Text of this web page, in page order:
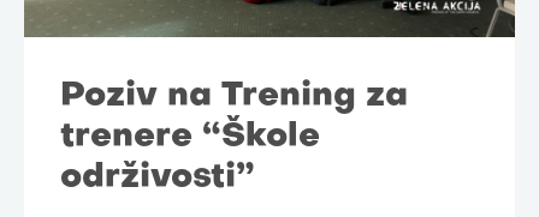
Poziv na Trening za
trenere “Škole
održivosti”